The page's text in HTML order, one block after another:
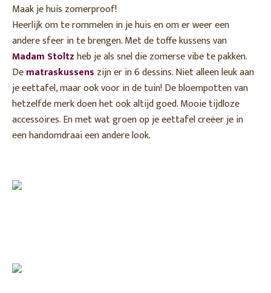
Maak je huis zomerproof!
Heerlijk om te rommelen in je huis en om er weer een
andere sfeer in te brengen. Met de toffe kussens van
Madam Stoltzheb je als snel die zomerse vibe te pakken.
Dematraskussens zijn er in 6 dessins. Niet alleen leuk aan
je eettafel, maar ook voor in de tuin! De bloempotten van
hetzelfde merk doen het ook altijd goed. Mooie tijdloze
accessoires. En met wat groen op je eettafel creëer je in
een handomdraai een andere look.